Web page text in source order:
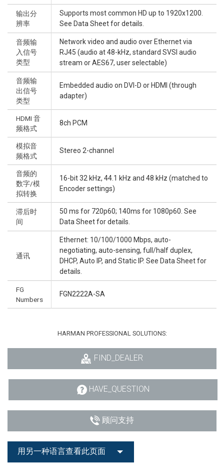
输出分
辨率
Supports most common HD up to 1920x1200.
See Data Sheet for details.
音频输
入信号
类型
Network video and audio over Ethernet via
RJ45 (audio at 48-kHz, standard SVSI audio
stream or AES67, user selectable)
音频输
出信号
类型
Embedded audio on DVI-D or HDMI (through
adapter)
HDMI 音
频格式
8ch PCM
模拟音
频格式
Stereo 2-channel
音频的
数字/模
拟转换
16-bit 32 kHz, 44.1 kHz and 48 kHz (matched to
Encoder settings)
滞后时
间
50 ms for 720p60; 140ms for 1080p60. See
Data Sheet for details.
通讯
Ethernet: 10/100/1000 Mbps, auto-
negotiating, auto-sensing, full/half duplex,
DHCP, Auto IP, and Static IP. See Data Sheet for
details.
FG
Numbers
FGN2222A-SA
HARMAN PROFESSIONAL SOLUTIONS:
FIND_DEALER
HAVE_QUESTION
顾问支持
用另一种语言查看此页面